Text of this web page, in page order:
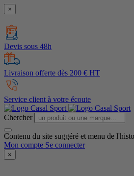
×
Devis sous 48h
Livraison offerte dès 200 € HT
Service client à votre écoute
Chercher
Contenu du site suggéré et menu de
Mon compte Se connecter
×